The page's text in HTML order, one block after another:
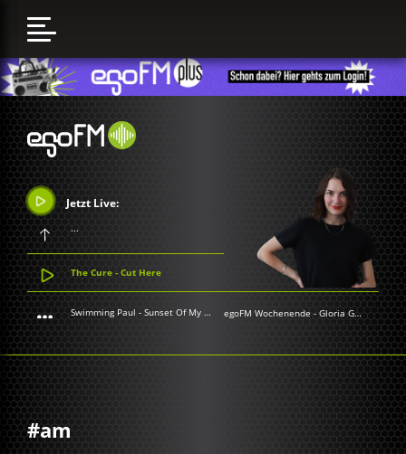
Jetzt Live:
...
The Cure - Cut Here
Swimming Paul - Sunset Of My Youth egoFM Wochenende -Gloria Grünwald
#am